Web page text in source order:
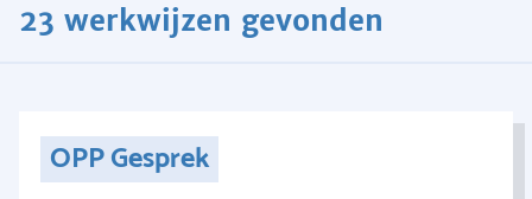
23 werkwijzen gevonden
OPP Gesprek